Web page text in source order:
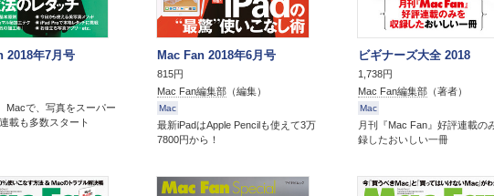
2018年7月号
Macで、写真をスーパー
載も多数スタート
Mac Fan 2018年6月号
815円
Mac Fan編集部 （編集）
Mac
最新iPadはApple Pencilも使えて3万
7800円から！
ビギナーズ大全 2018
1,738円
Mac Fan編集部 （著者）
Mac
月刊『Mac Fan』好評連載の
録したおいしい一冊